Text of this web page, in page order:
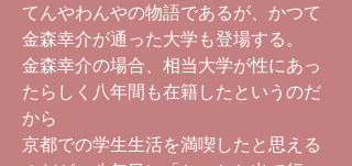
てんやわんやの物語であるが、かつて
金森幸介が通った大学も登場する。
金森幸介の場合、相当大学が性にあっ
たらしく八年間も在籍したというのだ
から
京都での学生生活を満喫したと思える